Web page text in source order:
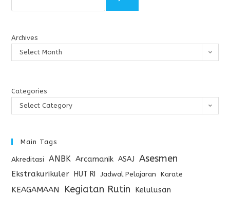
Archives
Select Month
Categories
Select Category
Main Tags
Akreditasi ANBK Arcamanik ASAJ Asesmen
Ekstrakurikuler HUT RI Jadwal Pelajaran Karate
KEAGAMAAN Kegiatan Rutin
Kelulusan